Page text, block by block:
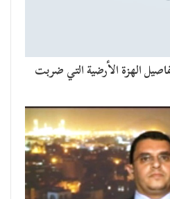
الهزة الأرضية التي ضربت